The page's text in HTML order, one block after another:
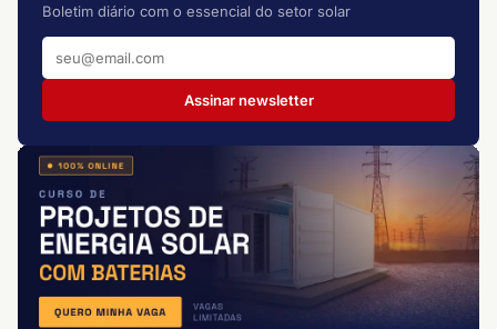
Boletim diário com o essencial do setor solar
Assinar newsletter